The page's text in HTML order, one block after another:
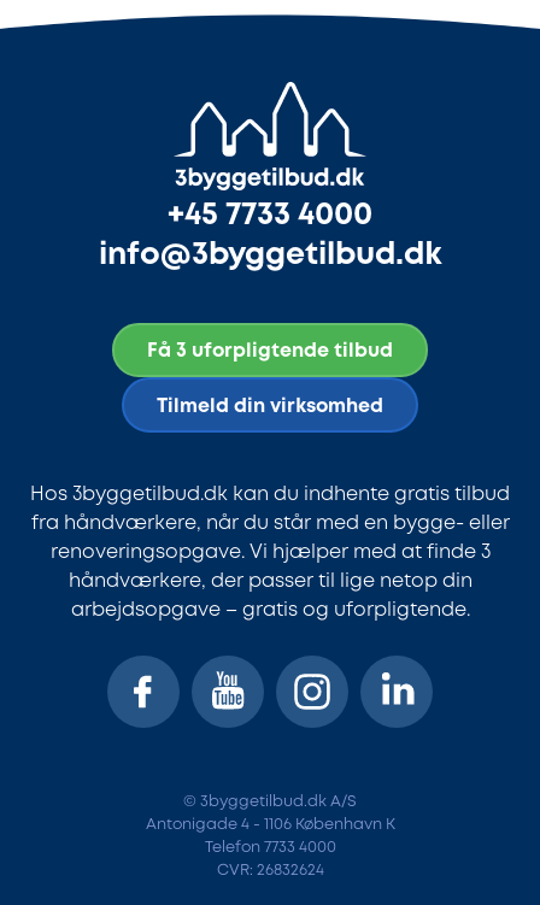
+45 7733 4000
info@3byggetilbud.dk
Få 3 uforpligtende tilbud
Tilmeld din virksomhed
Hos 3byggetilbud.dk kan du indhente gratis tilbud
fra håndværkere, når du står med en bygge- eller
renoveringsopgave. Vi hjælper med at finde 3
håndværkere, der passer til lige netop din
arbejdsopgave – gratis og uforpligtende.
© 3byggetilbud.dk A/S
Antonigade 4 - 1106 København K
Telefon 7733 4000
CVR: 26832624